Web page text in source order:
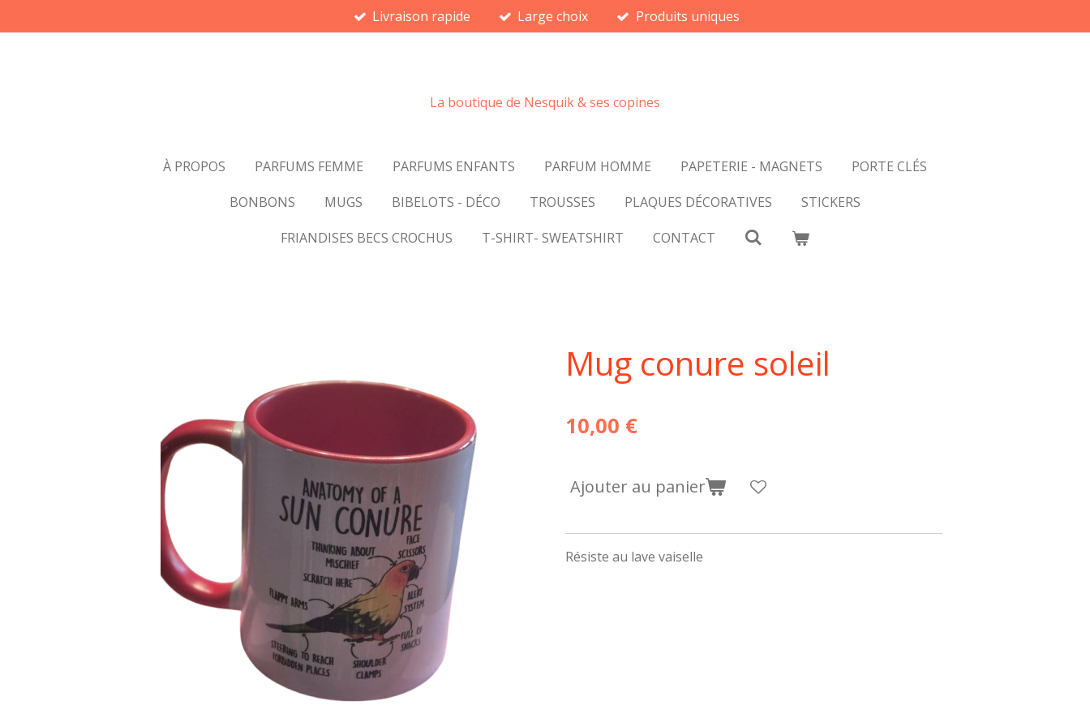
au
Livraison rapide Large choix Produits uniques
La boutique de Nesquik & ses copines
À PROPOS PARFUMS FEMME PARFUMS ENFANTS PARFUM HOMME PAPETERIE - MAGNETS
PORTE CLÉS
BONBONS
MUGS BIBELOTS - DÉCO TROUSSES PLAQUES DÉCORATIVES
STICKERS
FRIANDISES BECS CROCHUS
T-SHIRT- SWEATSHIRT CONTACT
Mug conure soleil
10,00 €
Ajouter au panier
Résiste au lave vaiselle